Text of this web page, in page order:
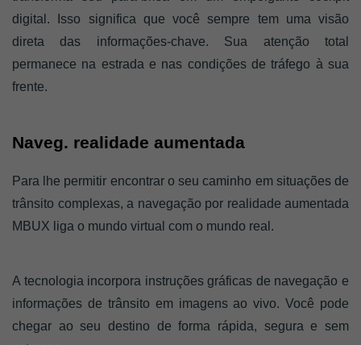
digital. Isso significa que você sempre tem uma visão
direta das informações-chave. Sua atenção total
permanece na estrada e nas condições de tráfego à sua
frente.
Naveg. realidade aumentada
Para lhe permitir encontrar o seu caminho em situações de
trânsito complexas, a navegação por realidade aumentada
MBUX liga o mundo virtual com o mundo real.
A tecnologia incorpora instruções gráficas de navegação e
informações de trânsito em imagens ao vivo. Você pode
chegar ao seu destino de forma rápida, segura e sem